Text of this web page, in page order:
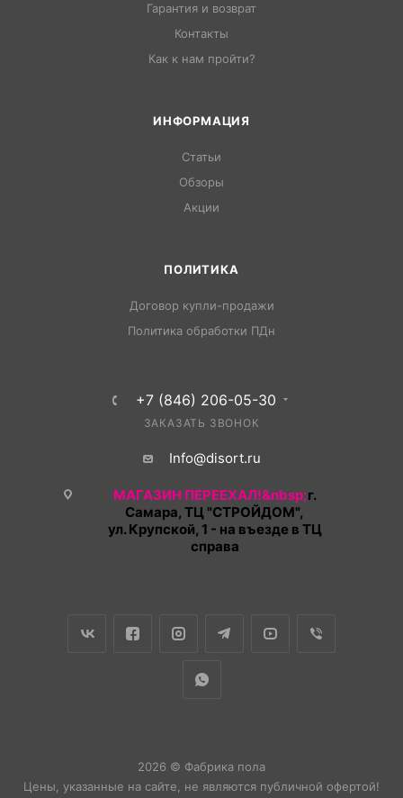
Гарантия и возврат
Контакты
Как к нам пройти?
ИНФОРМАЦИЯ
Статьи
Обзоры
Акции
ПОЛИТИКА
Договор купли-продажи
Политика обработки ПДн
+7 (846) 206-05-30
ЗАКАЗАТЬ ЗВОНОК
Info@disort.ru
МАГАЗИН ПЕРЕЕХАЛ!&nbsp;г.
Самара, ТЦ "СТРОЙДОМ",
ул. Крупской, 1 - на въезде в ТЦ
справа
2026 © Фабрика пола
Цены, указанные на сайте, не являются публичной офертой!